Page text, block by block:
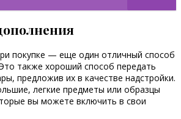
покупке — еще один отличный способ
также хороший способ передать
предложив их в качестве надстройки.
легкие предметы или образцы
вы можете включить в свои